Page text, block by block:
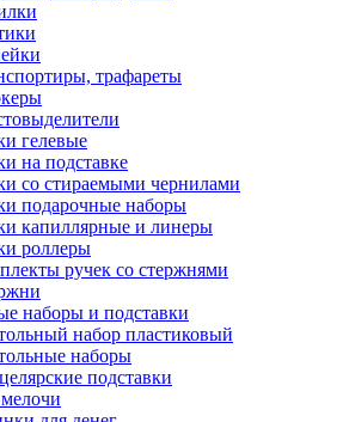
трафареты
гелевые
на подставке
со стираемыми чернилами
подарочные наборы
капиллярные и линеры
роллеры
ручек со стержнями
наборы и подставки
набор пластиковый
наборы
подставки